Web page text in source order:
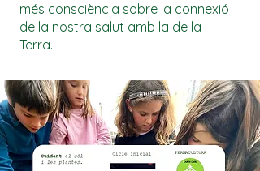
més consciència sobre la connexió
de la nostra salut amb la de la
Terra.